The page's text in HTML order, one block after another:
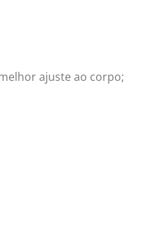
ajuste ao corpo;